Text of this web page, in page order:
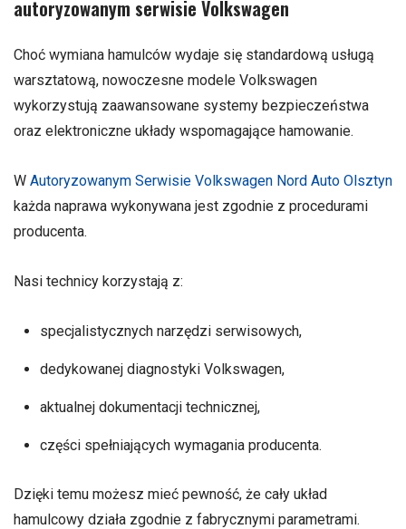
autoryzowanym serwisie Volkswagen
Choć wymiana hamulców wydaje się standardową usługą
warsztatową, nowoczesne modele Volkswagen
wykorzystują zaawansowane systemy bezpieczeństwa
oraz elektroniczne układy wspomagające hamowanie.
W Autoryzowanym Serwisie Volkswagen Nord Auto Olsztyn
każda naprawa wykonywana jest zgodnie z procedurami
producenta.
Nasi technicy korzystają z:
specjalistycznych narzędzi serwisowych,
dedykowanej diagnostyki Volkswagen,
aktualnej dokumentacji technicznej,
części spełniających wymagania producenta.
Dzięki temu możesz mieć pewność, że cały układ
hamulcowy działa zgodnie z fabrycznymi parametrami.